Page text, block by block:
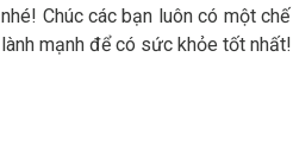
nhé! Chúc các bạn luôn có một
lành mạnh để có sức khỏe tốt nhất!